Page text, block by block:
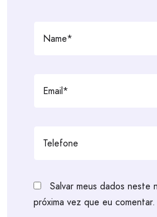
Salvar meus dados neste
próxima vez que eu comentar.